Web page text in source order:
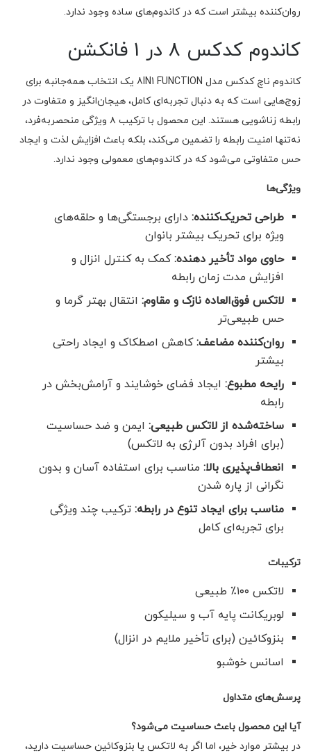
روان‌کننده بیشتر است که در کاندوم‌های ساده وجود ندارد.
کاندوم کدکس 8 در 1 فانکشن
کاندوم ناچ کدکس مدل 8IN1 FUNCTION یک انتخاب همه‌جانبه برای
زوج‌هایی است که به دنبال تجربه‌ای کامل، هیجان‌انگیز و متفاوت در
رابطه زناشویی هستند. این محصول با ترکیب ۸ ویژگی منحصربه‌فرد،
نه‌تنها امنیت رابطه را تضمین می‌کند، بلکه باعث افزایش لذت و ایجاد
حس متفاوتی می‌شود که در کاندوم‌های معمولی وجود ندارد.
ویژگی‌ها
طراحی تحریک‌کننده: دارای برجستگی‌ها و حلقه‌های
ویژه برای تحریک بیشتر بانوان
حاوی مواد تأخیر دهنده:کمک به کنترل انزال و
افزایش مدت زمان رابطه
لاتکس فوق‌العاده نازک و مقاوم: انتقال بهتر گرما و
حس طبیعی‌تر
روان‌کننده مضاعف:کاهش اصطکاک و ایجاد راحتی
بیشتر
رایحه مطبوع: ایجاد فضای خوشایند و آرامش‌بخش در
رابطه
ساخته‌شده از لاتکس طبیعی: ایمن و ضد حساسیت
(برای افراد بدون آلرژی به لاتکس)
انعطاف‌پذیری بالا: مناسب برای استفاده آسان و بدون
نگرانی از پاره شدن
مناسب برای ایجاد تنوع در رابطه: ترکیب چند ویژگی
برای تجربه‌ای کامل
ترکیبات
لاتکس ۱۰۰٪ طبیعی
لوبریکانت پایه آب و سیلیکون
بنزوکائین (برای تأخیر ملایم در انزال)
اسانس خوشبو
پرسش‌های متداول
آیا این محصول باعث حساسیت می‌شود؟
در بیشتر موارد خیر، اما اگر به لاتکس یا بنزوکائین حساسیت دارید،